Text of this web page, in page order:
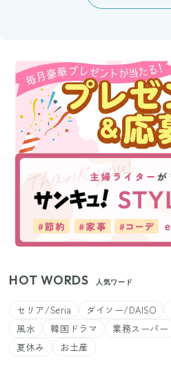
HOT WORDS 人気ワード
セリア/Seria ダイソー/DAISO
風水
韓国ドラマ 業務スーパー
夏休み
お土産